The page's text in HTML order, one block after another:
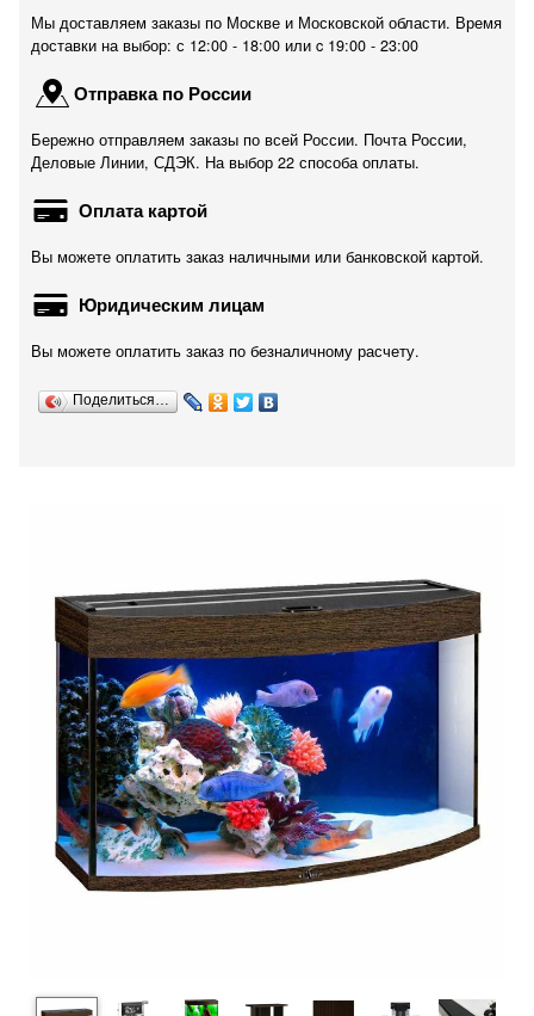
Мы доставляем заказы по Москве и Московской области. Время
доставки на выбор: с 12:00 - 18:00 или c 19:00 - 23:00
Отправка по России
Бережно отправляем заказы по всей России. Почта России,
Деловые Линии, СДЭК. На выбор 22 способа оплаты.
Оплата картой
Вы можете оплатить заказ наличными или банковской картой.
Юридическим лицам
Вы можете оплатить заказ по безналичному расчету.
Поделиться…